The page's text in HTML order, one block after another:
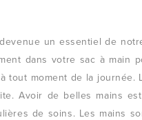
un essentiel de
dans votre sac à main
tout moment de la journée.
Avoir de belles mains
de soins. Les mains